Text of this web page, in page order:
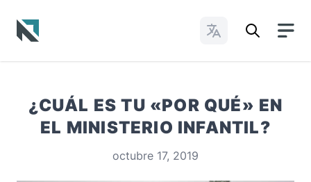
Cambiar idioma
¿CUÁL ES TU «POR QUÉ» EN
EL MINISTERIO INFANTIL?
octubre 17, 2019